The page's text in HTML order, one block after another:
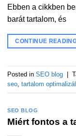
Ebben a cikkben
barát tartalom, és
CONTINUE
Posted in SEO blog |
seo tartalom
SEO BLOG
Miért fontos a